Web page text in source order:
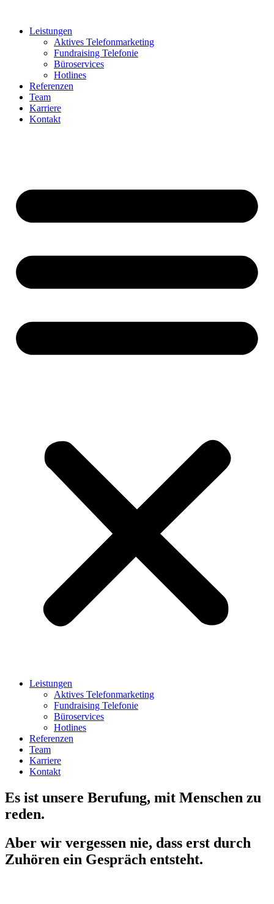
springenLeistungen
Aktives Telefonmarketing
Fundraising Telefonie
Büroservices
Hotlines
Referenzen
Team
Karriere
Kontakt
Leistungen
Aktives Telefonmarketing
Fundraising Telefonie
Büroservices
Hotlines
Referenzen
Team
Karriere
Kontakt
Es ist unsere Berufung, mit Menschen zu
reden.
Aber wir vergessen nie, dass erst durch
Zuhören ein Gespräch entsteht.